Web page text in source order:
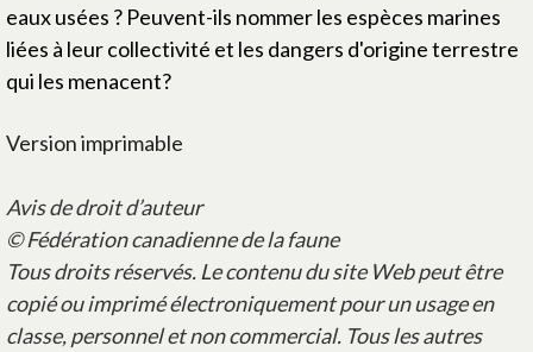
eaux usées ? Peuvent-ils nommer les espèces marines
liées à leur collectivité et les dangers d'origine terrestre
qui les menacent?
Version imprimable
Avis de droit d’auteur
© Fédération canadienne de la faune
Tous droits réservés. Le contenu du site Web peut être
copié ou imprimé électroniquement pour un usage en
classe, personnel et non commercial. Tous les autres